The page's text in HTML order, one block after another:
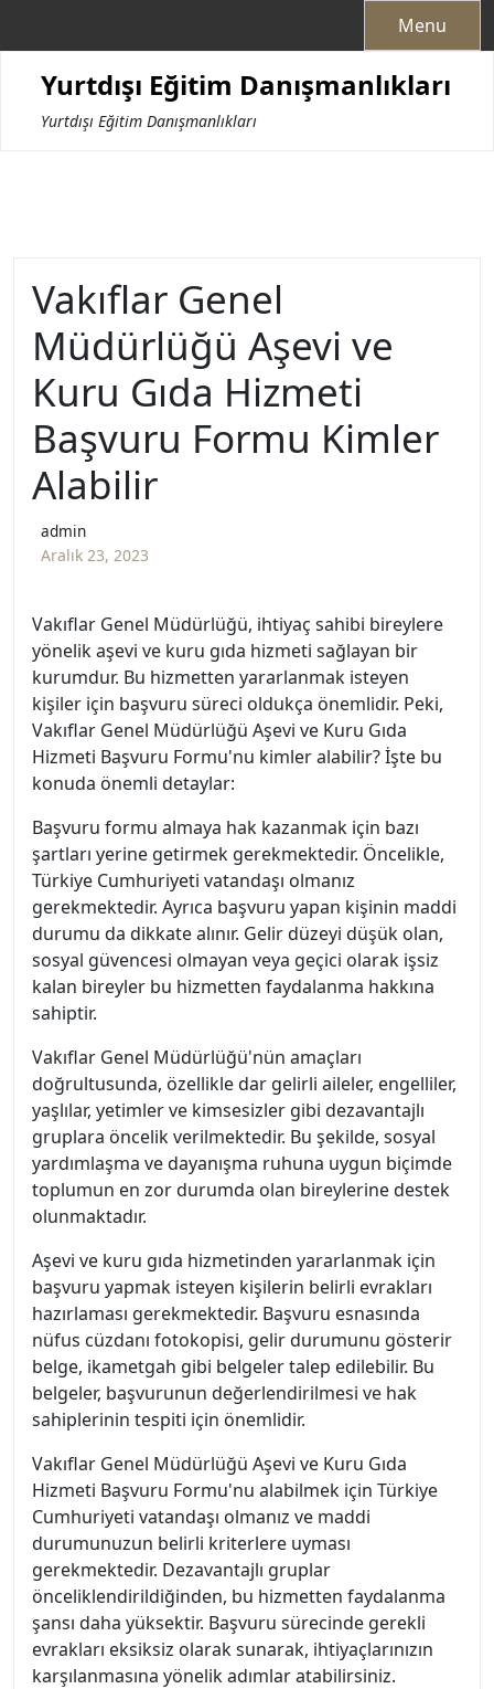
Menu
Yurtdışı Eğitim Danışmanlıkları
Yurtdışı Eğitim Danışmanlıkları
Vakıflar Genel
Müdürlüğü Aşevi ve
Kuru Gıda Hizmeti
Başvuru Formu Kimler
Alabilir
admin
Aralık 23, 2023
Vakıflar Genel Müdürlüğü, ihtiyaç sahibi bireylere
yönelik aşevi ve kuru gıda hizmeti sağlayan bir
kurumdur. Bu hizmetten yararlanmak isteyen
kişiler için başvuru süreci oldukça önemlidir. Peki,
Vakıflar Genel Müdürlüğü Aşevi ve Kuru Gıda
Hizmeti Başvuru Formu'nu kimler alabilir? İşte bu
konuda önemli detaylar:
Başvuru formu almaya hak kazanmak için bazı
şartları yerine getirmek gerekmektedir. Öncelikle,
Türkiye Cumhuriyeti vatandaşı olmanız
gerekmektedir. Ayrıca başvuru yapan kişinin maddi
durumu da dikkate alınır. Gelir düzeyi düşük olan,
sosyal güvencesi olmayan veya geçici olarak işsiz
kalan bireyler bu hizmetten faydalanma hakkına
sahiptir.
Vakıflar Genel Müdürlüğü'nün amaçları
doğrultusunda, özellikle dar gelirli aileler, engelliler,
yaşlılar, yetimler ve kimsesizler gibi dezavantajlı
gruplara öncelik verilmektedir. Bu şekilde, sosyal
yardımlaşma ve dayanışma ruhuna uygun biçimde
toplumun en zor durumda olan bireylerine destek
olunmaktadır.
Aşevi ve kuru gıda hizmetinden yararlanmak için
başvuru yapmak isteyen kişilerin belirli evrakları
hazırlaması gerekmektedir. Başvuru esnasında
nüfus cüzdanı fotokopisi, gelir durumunu gösterir
belge, ikametgah gibi belgeler talep edilebilir. Bu
belgeler, başvurunun değerlendirilmesi ve hak
sahiplerinin tespiti için önemlidir.
Vakıflar Genel Müdürlüğü Aşevi ve Kuru Gıda
Hizmeti Başvuru Formu'nu alabilmek için Türkiye
Cumhuriyeti vatandaşı olmanız ve maddi
durumunuzun belirli kriterlere uyması
gerekmektedir. Dezavantajlı gruplar
önceliklendirildiğinden, bu hizmetten faydalanma
şansı daha yüksektir. Başvuru sürecinde gerekli
evrakları eksiksiz olarak sunarak, ihtiyaçlarınızın
karşılanmasına yönelik adımlar atabilirsiniz.